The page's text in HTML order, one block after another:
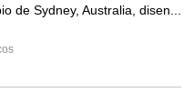
de Sydney, Australia, disen...